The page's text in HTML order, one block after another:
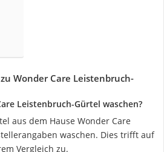
Wonder Care Leistenbruch-
Leistenbruch-Gürtel waschen?
aus dem Hause Wonder Care
waschen. Dies trifft auf
Vergleich zu.